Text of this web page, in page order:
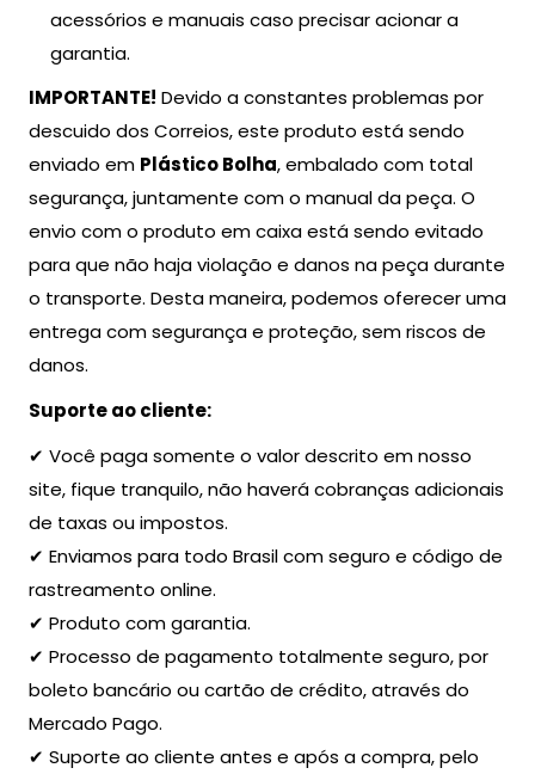
acessórios e manuais caso precisar acionar a
garantia.
IMPORTANTE! Devido a constantes problemas por
descuido dos Correios, este produto está sendo
enviado em Plástico Bolha, embalado com total
segurança, juntamente com o manual da peça. O
envio com o produto em caixa está sendo evitado
para que não haja violação e danos na peça durante
o transporte. Desta maneira, podemos oferecer uma
entrega com segurança e proteção, sem riscos de
danos.
Suporte ao cliente:
✔ Você paga somente o valor descrito em nosso
site, fique tranquilo, não haverá cobranças adicionais
de taxas ou impostos.
✔ Enviamos para todo Brasil com seguro e código de
rastreamento online.
✔ Produto com garantia.
✔ Processo de pagamento totalmente seguro, por
boleto bancário ou cartão de crédito, através do
Mercado Pago.
✔ Suporte ao cliente antes e após a compra, pelo